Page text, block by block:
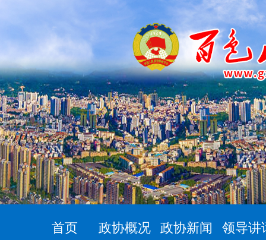
首页 政协概况 政协新闻 领导讲